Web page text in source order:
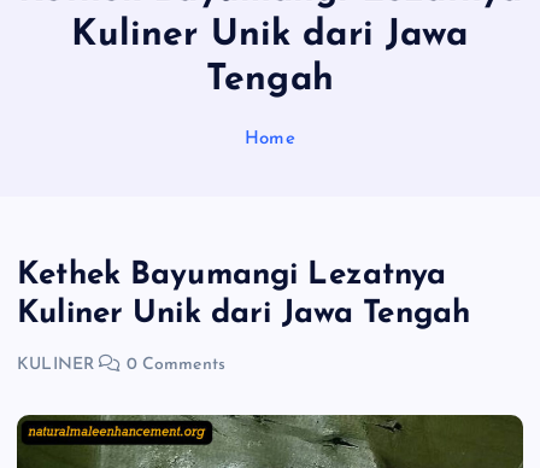
Kuliner Unik dari Jawa
Tengah
Home
Kethek Bayumangi Lezatnya
Kuliner Unik dari Jawa Tengah
KULINER 0 Comments